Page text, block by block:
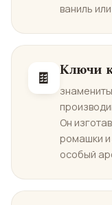
ваниль
🍫 Ключи
Он
ромашки
особый